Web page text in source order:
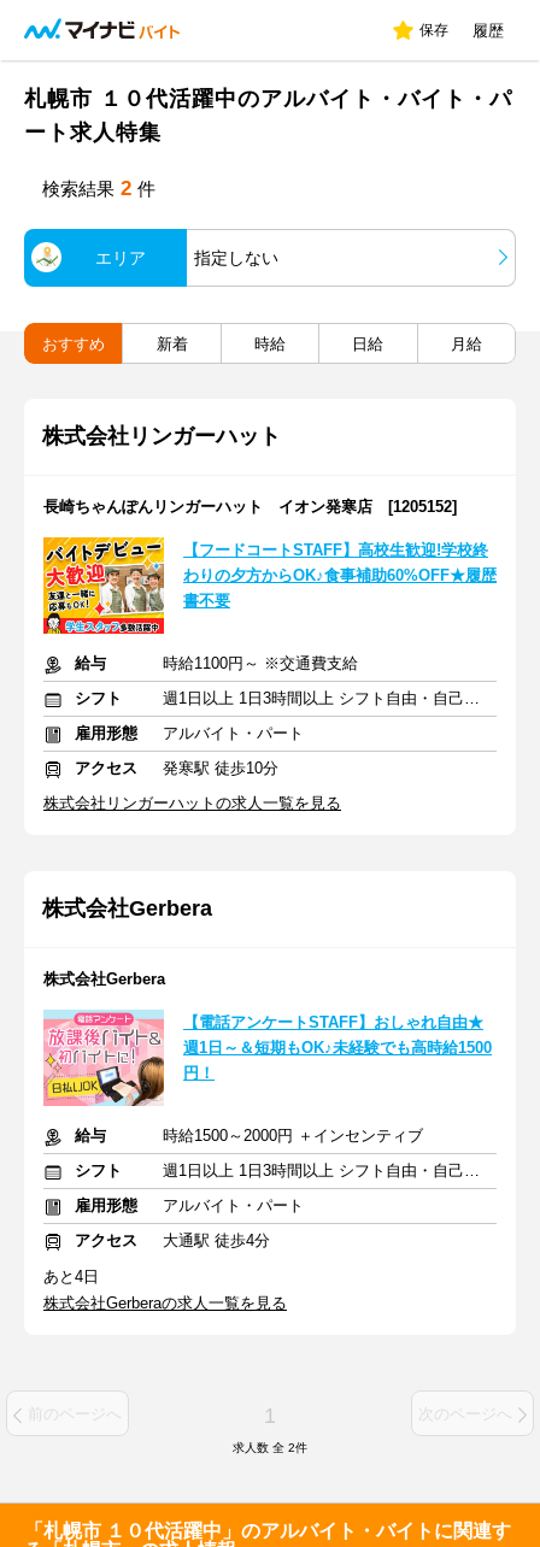
保存 履歴
札幌市 １０代活躍中のアルバイト・バイト・パ
ート求人特集
検索結果 2 件
エリア 指定しない
おすすめ 新着 時給 日給 月給
株式会社リンガーハット
長崎ちゃんぽんリンガーハット イオン発寒店 [1205152]
【フードコートSTAFF】高校生歓迎!学校終
わりの夕方からOK♪食事補助60%OFF★履歴
書不要
給与
時給1100円～ ※交通費支給
シフト
週1日以上 1日3時間以上 シフト自由・自己申告
雇用形態
アルバイト・パート
アクセス
発寒駅 徒歩10分
株式会社リンガーハットの求人一覧を見る
株式会社Gerbera
株式会社Gerbera
【電話アンケートSTAFF】おしゃれ自由★
週1日～＆短期もOK♪未経験でも高時給1500
円！
給与
時給1500～2000円 ＋インセンティブ
シフト
週1日以上 1日3時間以上 シフト自由・自己申告
雇用形態
アルバイト・パート
アクセス
大通駅 徒歩4分
あと4日
株式会社Gerberaの求人一覧を見る
前のページへ 1 次のページへ
求人数 全 2件
「札幌市 １０代活躍中」のアルバイト・バイトに関連す